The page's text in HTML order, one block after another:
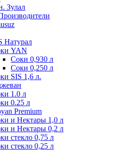
Зулал
Натурал
YAN
Соки 0,930 л
Соки 0,250 л
SIS 1,6 л.
1.0 л
0.25 л
Premium
и Нектары 1,0 л
и Нектары 0,2 л
стекло 0,75 л
стекло 0,25 л